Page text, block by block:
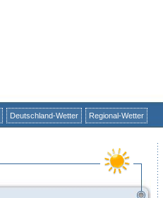
Deutschland-Wetter Regional-Wetter